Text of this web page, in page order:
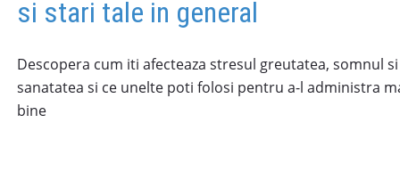
si stari tale in general
Descopera cum iti afecteaza stresul greutatea, somnul si
sanatatea si ce unelte poti folosi pentru a-l administra
bine